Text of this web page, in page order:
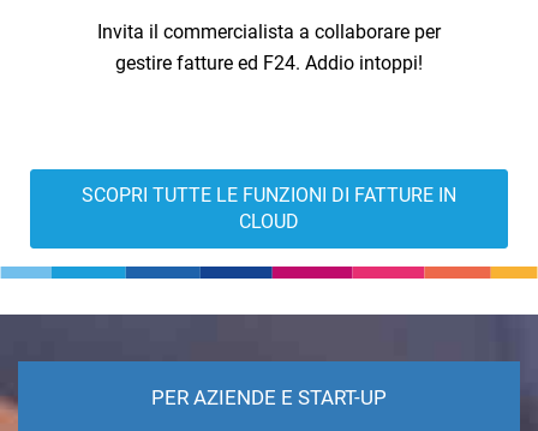
Invita il commercialista a collaborare per
gestire fatture ed F24. Addio intoppi!
SCOPRI TUTTE LE FUNZIONI DI FATTURE IN
CLOUD
PER AZIENDE E START-UP